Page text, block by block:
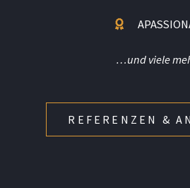
…und viele
REFERENZEN &